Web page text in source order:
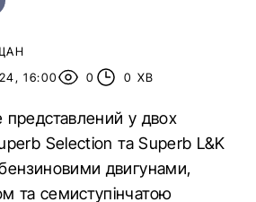
16:00
0 0 ХВ
представлений у двох
Selection та Superb L&K
двигунами,
та семиступінчатою